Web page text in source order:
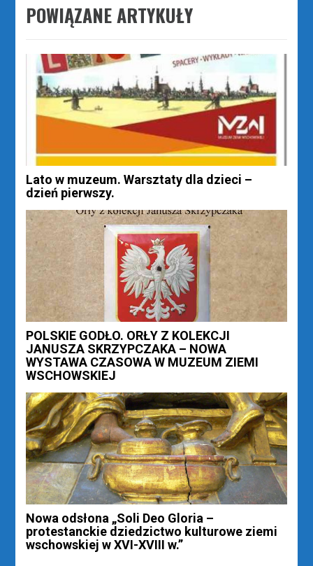
POWIĄZANE ARTYKUŁY
Lato w muzeum. Warsztaty dla dzieci –
dzień pierwszy.
POLSKIE GODŁO. ORŁY Z KOLEKCJI
JANUSZA SKRZYPCZAKA – NOWA
WYSTAWA CZASOWA W MUZEUM ZIEMI
WSCHOWSKIEJ
Nowa odsłona „Soli Deo Gloria –
protestanckie dziedzictwo kulturowe ziemi
wschowskiej w XVI-XVIII w.”